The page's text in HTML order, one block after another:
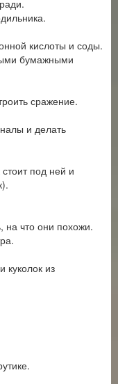
кислоты и соды.
бумажными
сражение.
и делать
под ней и
на что они похожи.
куколок из